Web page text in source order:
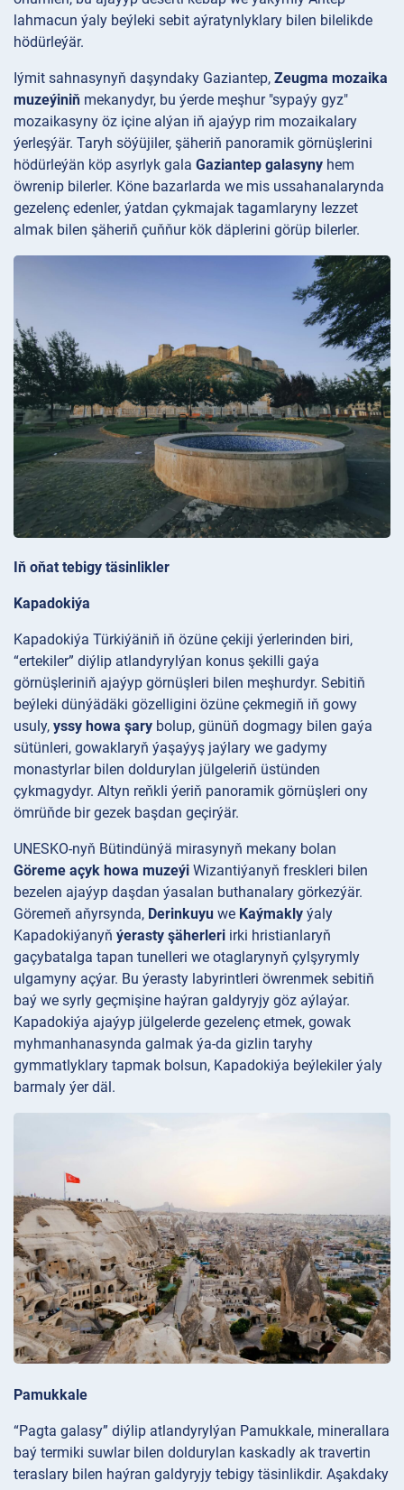
lahmacun ýaly beýleki sebit aýratynlyklary bilen bilelikde
hödürleýär.
Iýmit sahnasynyň daşyndaky Gaziantep, Zeugma mozaika
muzeýiniň mekanydyr, bu ýerde meşhur "sypaýy gyz"
mozaikasyny öz içine alýan iň ajaýyp rim mozaikalary
ýerleşýär. Taryh söýüjiler, şäheriň panoramik görnüşlerini
hödürleýän köp asyrlyk gala Gaziantep galasyny hem
öwrenip bilerler. Köne bazarlarda we mis ussahanalarynda
gezelenç edenler, ýatdan çykmajak tagamlaryny lezzet
almak bilen şäheriň çuňňur kök däplerini görüp bilerler.
Iň oňat tebigy täsinlikler
Kapadokiýa
Kapadokiýa Türkiýäniň iň özüne çekiji ýerlerinden biri,
“ertekiler” diýlip atlandyrylýan konus şekilli gaýa
görnüşleriniň ajaýyp görnüşleri bilen meşhurdyr. Sebitiň
beýleki dünýädäki gözelligini özüne çekmegiň iň gowy
usuly, yssy howa şary bolup, günüň dogmagy bilen gaýa
sütünleri, gowaklaryň ýaşaýyş jaýlary we gadymy
monastyrlar bilen doldurylan jülgeleriň üstünden
çykmagydyr. Altyn reňkli ýeriň panoramik görnüşleri ony
ömrüňde bir gezek başdan geçirýär.
UNESKO-nyň Bütindünýä mirasynyň mekany bolan
Göreme açyk howa muzeýi Wizantiýanyň freskleri bilen
bezelen ajaýyp daşdan ýasalan buthanalary görkezýär.
Göremeň aňyrsynda, Derinkuyu we Kaýmakly ýaly
Kapadokiýanyň ýerasty şäherleri irki hristianlaryň
gaçybatalga tapan tunelleri we otaglarynyň çylşyrymly
ulgamyny açýar. Bu ýerasty labyrintleri öwrenmek sebitiň
baý we syrly geçmişine haýran galdyryjy göz aýlaýar.
Kapadokiýa ajaýyp jülgelerde gezelenç etmek, gowak
myhmanhanasynda galmak ýa-da gizlin taryhy
gymmatlyklary tapmak bolsun, Kapadokiýa beýlekiler ýaly
barmaly ýer däl.
Pamukkale
“Pagta galasy” diýlip atlandyrylýan Pamukkale, minerallara
baý termiki suwlar bilen doldurylan kaskadly ak travertin
teraslary bilen haýran galdyryjy tebigy täsinlikdir. Aşakdaky